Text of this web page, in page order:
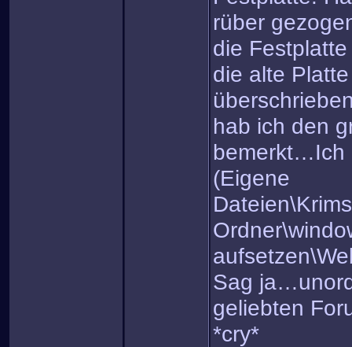
rüber
die
die alte
hab ich den
bemerkt…Ich
(Eigene
Sag
geliebten
*cry*